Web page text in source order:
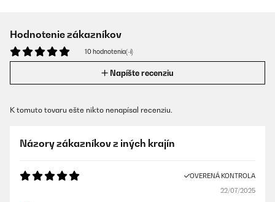
Hodnotenie zákazníkov
10 hodnotenia(-í)
Napíšte recenziu
K tomuto tovaru ešte nikto nenapísal recenziu.
Názory zákazníkov z iných krajín
OVERENÁ KONTROLA
22/07/2025